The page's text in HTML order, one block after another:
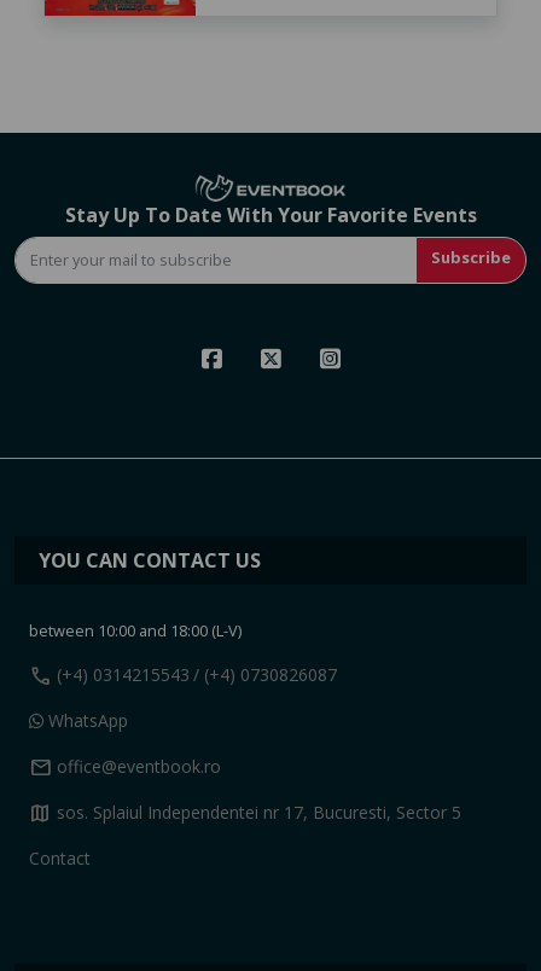
Stay Up To Date With Your Favorite Events
Subscribe
YOU CAN CONTACT US
between 10:00 and 18:00 (L-V)
call (+4) 0314215543 / (+4) 0730826087
WhatsApp
mail office@eventbook.ro
map sos. Splaiul Independentei nr 17, Bucuresti, Sector 5
Contact